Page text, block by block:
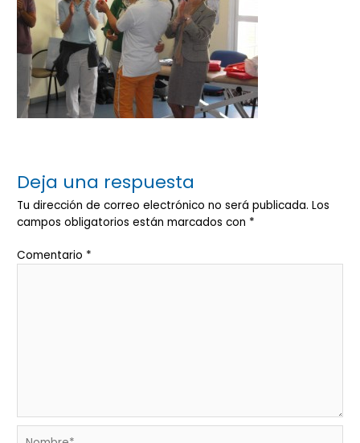
Deja una respuesta
Tu dirección de correo electrónico no será publicada. Los
campos obligatorios están marcados con *
Comentario *